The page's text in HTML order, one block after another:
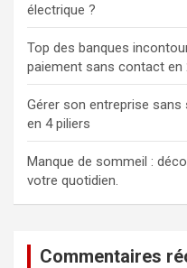
électrique ?
Top des banques
paiement sans contact en
Gérer son entreprise sans
en 4 piliers
Manque de sommeil :
votre quotidien.
Commentaires